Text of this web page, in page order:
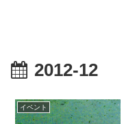
2012-12
イベント